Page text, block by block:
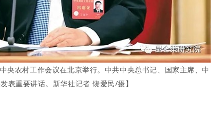
央农村工作会议在北京举行。中共中央总书记、国家主席、中
表重要讲话。新华社记者 饶爱民/摄】